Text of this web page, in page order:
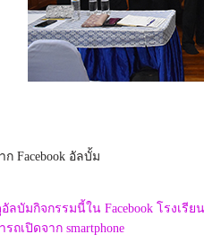
Facebook อัลบั้ม
ลบัมกิจกรรมนี้ใน Facebook โรงเ
ถเปิดจาก smartphone